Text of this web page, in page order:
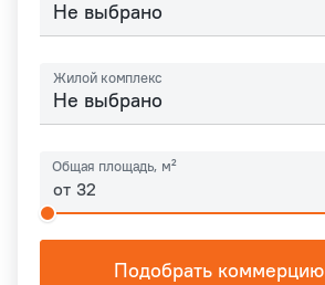
Не выбрано
Жилой комплекс
Не выбрано
Общая площадь, м²
от
Подобрать коммерцию